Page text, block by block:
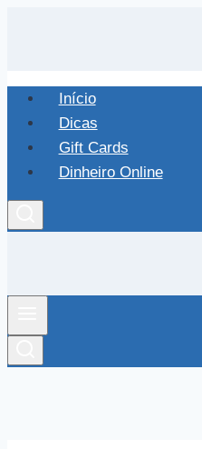
ConteúdoInício
Dicas
Gift Cards
Dinheiro Online